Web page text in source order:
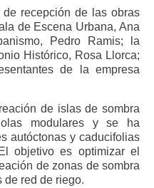
recepción de las obras
de Escena Urbana, Ana
Pedro Ramis; la
Histórico, Rosa Llorca;
de la empresa
de islas de sombra
modulares y se ha
autóctonas y caducifolias
objetivo es optimizar el
de zonas de sombra
de red de riego.